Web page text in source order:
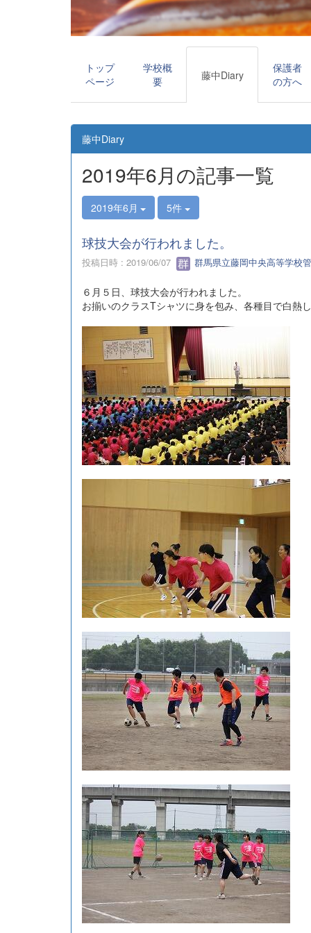
トップ
ページ
学校概
要
藤中Diary
保護者
の方へ
藤中Diary
2019年6月の記事一覧
2019年6月 5件
球技大会が行われました。
投稿日時 : 2019/06/07 群馬県立藤岡中央高等学校
６月５日、球技大会が行われました。
お揃いのクラスTシャツに身を包み、各種目で白熱